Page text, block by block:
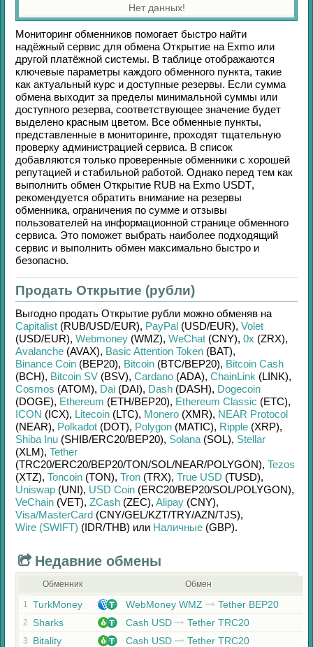
Нет данных!
Мониторинг обменников помогает быстро найти
надёжный сервис для обмена Открытие на Exmo или
другой платёжной системы. В таблице отображаются
ключевые параметры каждого обменного пункта, такие
как актуальный курс и доступные резервы. Если сумма
обмена выходит за пределы минимальной суммы или
доступного резерва, соответствующее значение будет
выделено красным цветом. Все обменные пункты,
представленные в мониторинге, проходят тщательную
проверку администрацией сервиса. В список
добавляются только проверенные обменники с хорошей
репутацией и стабильной работой. Однако перед тем как
выполнить обмен Открытие RUB на Exmo USDT,
рекомендуется обратить внимание на резервы
обменника, ограничения по сумме и отзывы
пользователей на информационной странице обменного
сервиса. Это поможет выбрать наиболее подходящий
сервис и выполнить обмен максимально быстро и
безопасно.
Продать Открытие (рубли)
Выгодно продать Открытие рубли можно обменяв на
Capitalist (RUB/USD/EUR), PayPal (USD/EUR), Volet
(USD/EUR), Webmoney (WMZ), WeChat (CNY), 0x (ZRX),
Avalanche (AVAX), Basic Attention Token (BAT),
Binance Coin (BEP20), Bitcoin (BTC/BEP20), Bitcoin Cash
(BCH), Bitcoin SV (BSV), Cardano (ADA), ChainLink (LINK),
Cosmos (ATOM), Dai (DAI), Dash (DASH), Dogecoin
(DOGE), Ethereum (ETH/BEP20), Ethereum Classic (ETC),
ICON (ICX), Litecoin (LTC), Monero (XMR), NEAR Protocol
(NEAR), Polkadot (DOT), Polygon (MATIC), Ripple (XRP),
Shiba Inu (SHIB/ERC20/BEP20), Solana (SOL), Stellar
(XLM), Tether
(TRC20/ERC20/BEP20/TON/SOL/NEAR/POLYGON), Tezos
(XTZ), Toncoin (TON), Tron (TRX), True USD (TUSD),
Uniswap (UNI), USD Coin (ERC20/BEP20/SOL/POLYGON),
VeChain (VET), ZCash (ZEC), Alipay (CNY),
Visa/MasterCard (CNY/GEL/KZT/TRY/AZN/TJS),
Wire (SWIFT) (IDR/THB) или Наличные (GBP).
Недавние обмены
Обменник Обмен
1 TurkMoney WebMoney WMZ Tether BEP20
2 Sharks Cash USD Tether TRC20
3 Bitality Cash USD Tether TRC20